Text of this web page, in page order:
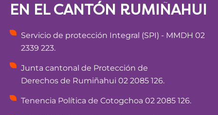
EN EL CANTÓN RUMIÑAHUI
Servicio de protección Integral (SPI) - MMDH 02
2339 223.
Junta cantonal de Protección de
Derechos de Rumiñahui 02 2085 126.
Tenencia Política de Cotogchoa 02 2085 126.